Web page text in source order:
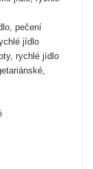
pečení
jídlo
rychlé jídlo